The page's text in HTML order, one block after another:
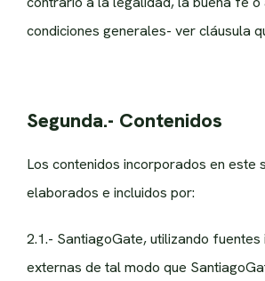
condiciones generales- ver cláusula
Segunda.- Contenidos
Los contenidos incorporados en este
elaborados e incluidos por:
2.1.- SantiagoGate, utilizando fuentes
externas de tal modo que